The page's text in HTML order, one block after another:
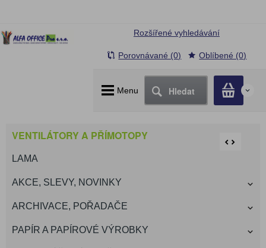
Menu Hledat 0
Rozšířené vyhledávání
Porovnávané (0) Oblíbené (0)
VENTILÁTORY A PŘÍMOTOPY
LAMA
AKCE, SLEVY, NOVINKY
ARCHIVACE, POŘADAČE
PAPÍR A PAPÍROVÉ VÝROBKY